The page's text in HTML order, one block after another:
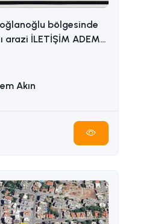
bölgesinde
ADEM
Akın